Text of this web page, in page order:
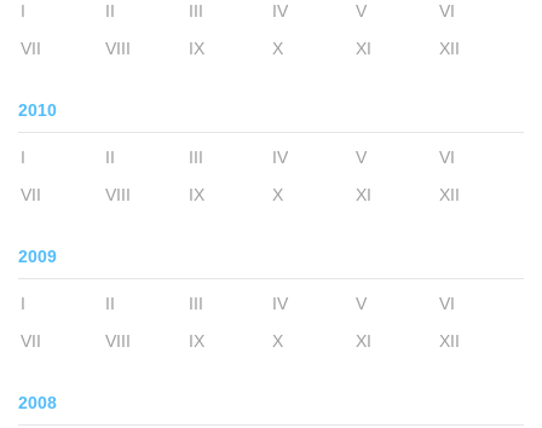
I II III IV V
VI
VII
VIII IX X XI XII
2010
I II III IV V
VI
VII
VIII IX X XI XII
2009
I II III IV V
VI
VII
VIII IX X XI XII
2008